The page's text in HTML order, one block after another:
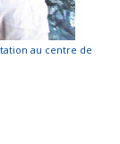
au centre de